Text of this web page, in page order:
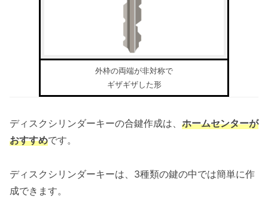
外枠の両端が非対称で
ギザギザした形
ディスクシリンダーキーの合鍵作成は、 ホームセンターが
おすすめです。
ディスクシリンダーキーは、3種類の鍵の中では簡単に作
成できます。